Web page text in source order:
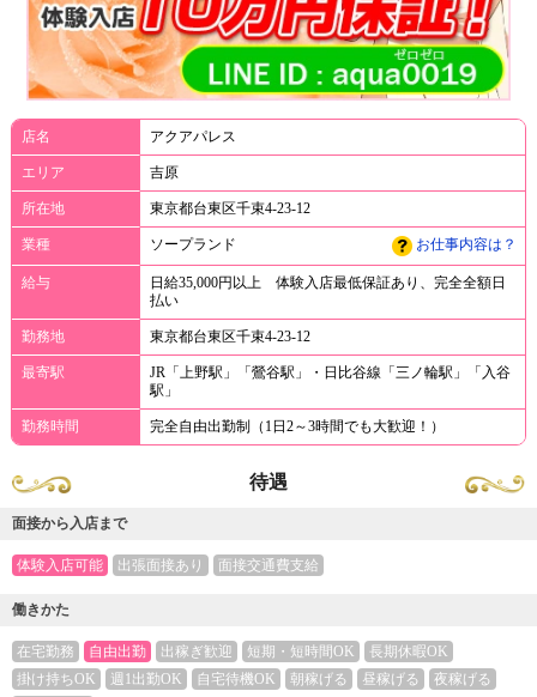
店名 アクアパレス
エリア 吉原
所在地 東京都台東区千束4-23-12
業種 ソープランド お仕事内容は？
給与
日給35,000円以上 体験入店最低保証あり、完全全額日
払い
勤務地 東京都台東区千束4-23-12
最寄駅
JR「上野駅」「鶯谷駅」・日比谷線「三ノ輪駅」「入谷
駅」
勤務時間 完全自由出勤制（1日2～3時間でも大歓迎！）
待遇
面接から入店まで
体験入店可能 出張面接あり 面接交通費支給
働きかた
在宅勤務 自由出勤 出稼ぎ歓迎 短期・短時間OK
長期休暇OK
掛け持ちOK
週1出勤OK 自宅待機OK 朝稼げる 昼稼げる
夜稼げる